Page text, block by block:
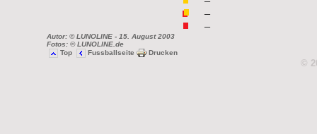
–
–
Autor: © LUNOLINE - 15. August 2003
Fotos: © LUNOLINE.de
Top
Fussballseite Drucken
©